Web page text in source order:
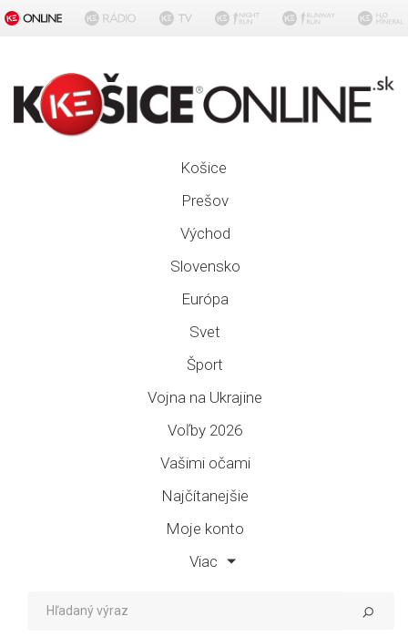
Košice
Prešov
Východ
Slovensko
Európa
Svet
Šport
Vojna na Ukrajine
Voľby 2026
Vašimi očami
Najčítanejšie
Moje konto
Viac